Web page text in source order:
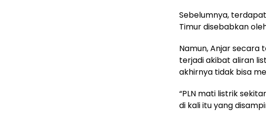
Sebelumnya,
Timur disebabkan
Namun, Anjar secara
terjadi akibat aliran
akhirnya tidak bisa
“PLN mati listrik
di kali itu yang